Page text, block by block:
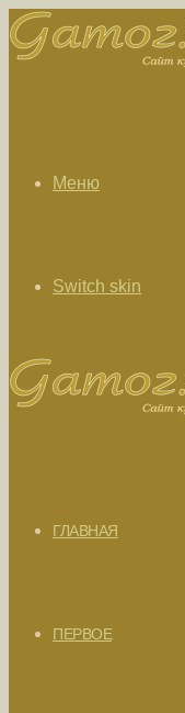
Меню
Switch skin
ГЛАВНАЯ
ПЕРВОЕ